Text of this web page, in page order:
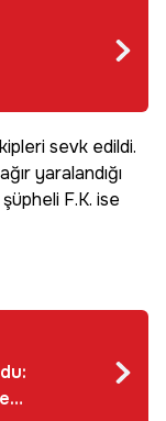
sevk edildi.
yaralandığı
F.K. ise